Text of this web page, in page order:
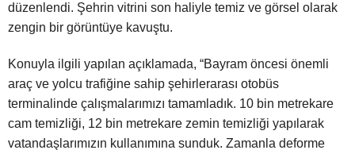
düzenlendi. Şehrin vitrini son haliyle temiz ve görsel olarak
zengin bir görüntüye kavuştu.
Konuyla ilgili yapılan açıklamada, “Bayram öncesi önemli
araç ve yolcu trafiğine sahip şehirlerarası otobüs
terminalinde çalışmalarımızı tamamladık. 10 bin metrekare
cam temizliği, 12 bin metrekare zemin temizliği yapılarak
vatandaşlarımızın kullanımına sunduk. Zamanla deforme